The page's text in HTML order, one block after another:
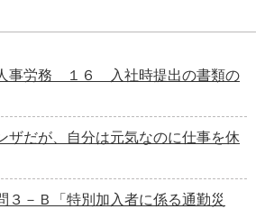
事労務 １６ 入社時提出の書類の
ザだが、自分は元気なのに仕事を休
３－Ｂ「特別加入者に係る通勤災